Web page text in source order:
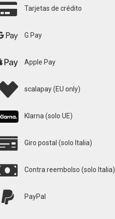
Tarjetas de crédito
G Pay
Apple Pay
scalapay (EU only)
Klarna (solo UE)
Giro postal (solo Italia)
Contra reembolso (solo Italia)
PayPal